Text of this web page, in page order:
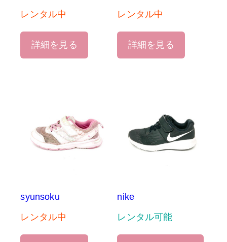
レンタル中
詳細を見る
レンタル中
詳細を見る
syunsoku
レンタル中
nike
レンタル可能